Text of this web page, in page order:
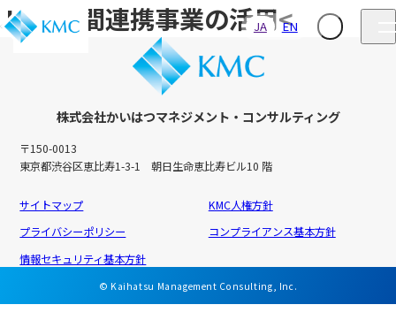
JA EN
JICA民間連携事業の活用<
株式会社かいはつマネジメント・コンサルティング
〒150-0013
東京都渋谷区恵比寿1-3-1 朝日生命恵比寿ビル10 階
サイトマップ
KMC人権方針
プライバシーポリシー
コンプライアンス基本方針
情報セキュリティ基本方針
© Kaihatsu Management Consulting, Inc.